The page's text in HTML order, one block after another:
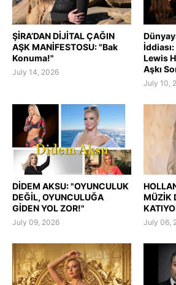
ŞİRA’DAN DİJİTAL ÇAĞIN
AŞK MANİFESTOSU: "Bak
Konuma!"
July 14, 2026
Lewis
Aşkı
July 10,
DİDEM AKSU: "OYUNCULUK
DEĞİL, OYUNCULUĞA
GİDEN YOL ZOR!"
July 09, 2026
MÜZİK
July 06,